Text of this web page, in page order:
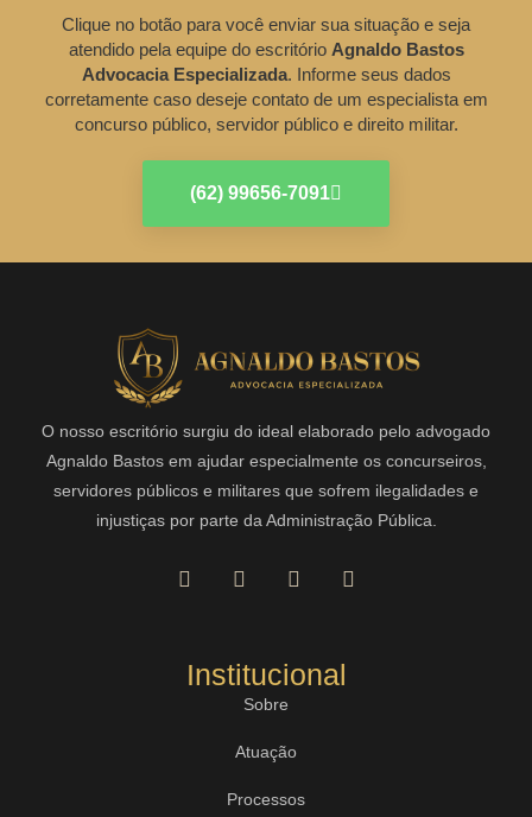
Clique no botão para você enviar sua situação e seja
atendido pela equipe do escritório Agnaldo Bastos
Advocacia Especializada. Informe seus dados
corretamente caso deseje contato de um especialista em
concurso público, servidor público e direito militar.
(62) 99656-7091
O nosso escritório surgiu do ideal elaborado pelo advogado
Agnaldo Bastos em ajudar especialmente os concurseiros,
servidores públicos e militares que sofrem ilegalidades e
injustiças por parte da Administração Pública.
Institucional
Sobre
Atuação
Processos